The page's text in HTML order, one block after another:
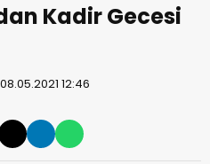
Kadir Gecesi
08.05.2021 12:46